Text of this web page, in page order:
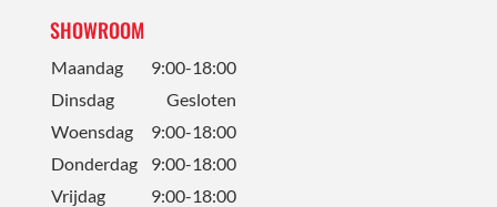
SHOWROOM
Maandag
9:00-18:00
Dinsdag
Gesloten
Woensdag
9:00-18:00
Donderdag
9:00-18:00
Vrijdag
9:00-18:00